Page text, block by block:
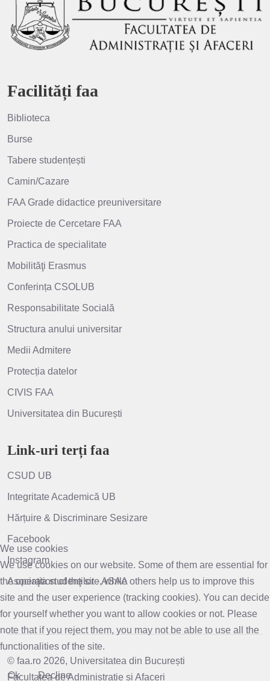
Facilități faa
Biblioteca
Burse
Tabere studențești
Camin/Cazare
FAA Grade didactice preuniversitare
Proiecte de Cercetare FAA
Practica de specialitate
Mobilităţi Erasmus
Conferința CSOLUB
Responsabilitate Socială
Structura anului universitar
Medii Admitere
Protecția datelor
CIVIS FAA
Universitatea din București
Link-uri terți faa
CSUD UB
Integritate Academică UB
Hărțuire & Discriminare Sesizare
Facebook
Instagram
Asociaţia studenţilor - ASAA
© faa.ro 2026, Universitatea din București
Facultatea de Administratie si Afaceri
We use cookies
We use cookies on our website. Some of them are essential for
the operation of the site, while others help us to improve this
site and the user experience (tracking cookies). You can decide
for yourself whether you want to allow cookies or not. Please
note that if you reject them, you may not be able to use all the
functionalities of the site.
Ok Decline